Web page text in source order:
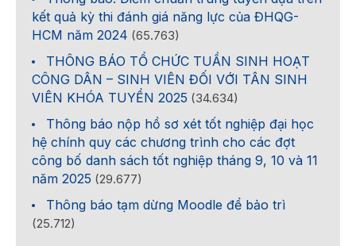
kết quả kỳ thi đánh giá năng lực của ĐHQG-
HCM năm 2024 (65.763)
THÔNG BÁO TỔ CHỨC TUẦN SINH HOẠT
CÔNG DÂN – SINH VIÊN ĐỐI VỚI TÂN SINH
VIÊN KHÓA TUYỂN 2025 (34.634)
Thông báo nộp hồ sơ xét tốt nghiệp đại học
hệ chính quy các chương trình cho các đợt
công bố danh sách tốt nghiệp tháng 9, 10 và 11
năm 2025 (29.677)
Thông báo tạm dừng Moodle để bảo trì
(25.712)